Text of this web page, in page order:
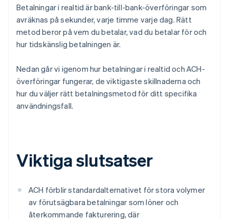
Betalningar i realtid är bank-till-bank-överföringar som
avräknas på sekunder, varje timme varje dag. Rätt
metod beror på vem du betalar, vad du betalar för och
hur tidskänslig betalningen är.
Nedan går vi igenom hur betalningar i realtid och ACH-
överföringar fungerar, de viktigaste skillnaderna och
hur du väljer rätt betalningsmetod för ditt specifika
användningsfall.
Viktiga slutsatser
ACH förblir standardalternativet för stora volymer
av förutsägbara betalningar som löner och
återkommande fakturering, där